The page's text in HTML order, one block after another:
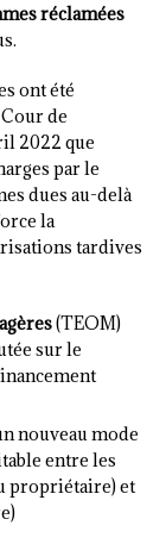
réclamées
ont été
de
2022 que
par le
dues au-delà
la
tardives
(TEOM)
sur le
nouveau mode
entre les
propriétaire) et